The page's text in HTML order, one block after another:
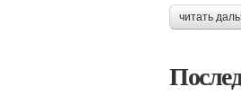
читать